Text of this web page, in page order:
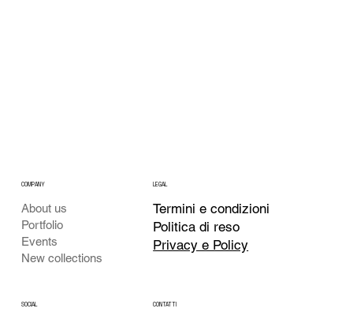
COMPANY
About us
Portfolio
Events
New collections
LEGAL
Termini e condizioni
Politica di reso
Privacy e Policy
SOCIAL CONTATTI